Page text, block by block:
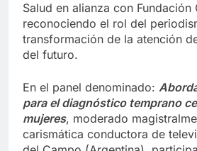
Salud en alianza con Fundación
reconociendo el rol del
transformación de la atención
del futuro.
En el panel denominado:
para el diagnóstico temprano
mujeres, moderado
carismática conductora de